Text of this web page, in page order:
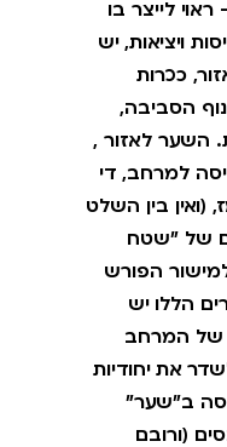
לייצר בו
ויציאות, יש
ככרות
הסביבה,
השער לאזור ,
למרחב, די
בין השלט
של "שטח
הפורש
הללו יש
של המרחב
את יחודיות
ב"שער"
(ורובם